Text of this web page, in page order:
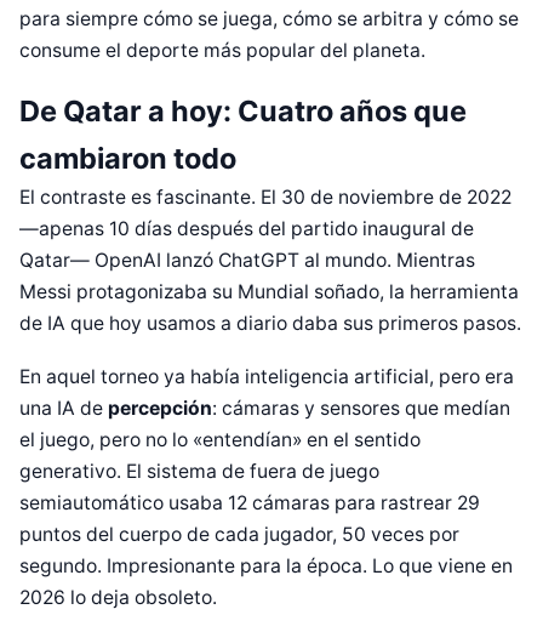
para siempre cómo se juega, cómo se arbitra y cómo se
consume el deporte más popular del planeta.
De Qatar a hoy: Cuatro años que
cambiaron todo
El contraste es fascinante. El 30 de noviembre de 2022
—apenas 10 días después del partido inaugural de
Qatar— OpenAI lanzó ChatGPT al mundo. Mientras
Messi protagonizaba su Mundial soñado, la herramienta
de IA que hoy usamos a diario daba sus primeros pasos.
En aquel torneo ya había inteligencia artificial, pero era
una IA de percepción: cámaras y sensores que medían
el juego, pero no lo «entendían» en el sentido
generativo. El sistema de fuera de juego
semiautomático usaba 12 cámaras para rastrear 29
puntos del cuerpo de cada jugador, 50 veces por
segundo. Impresionante para la época. Lo que viene en
2026 lo deja obsoleto.